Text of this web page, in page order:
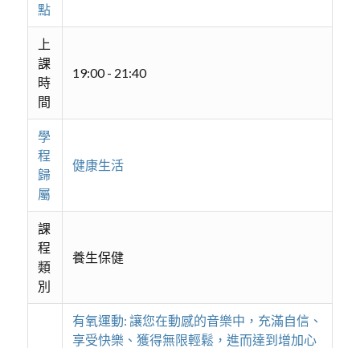
點
上
課
時
間
19:00 - 21:40
學
程
歸
屬
健康生活
課
程
類
別
養生保健
有氧運動: 讓您在動感的音樂中，充滿自信、
享受快樂、獲得無限輕鬆，進而達到增加心